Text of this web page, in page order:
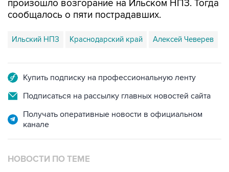
произошло возгорание на Ильском НПЗ. Тогда
сообщалось о пяти пострадавших.
Ильский НПЗ Краснодарский край Алексей Чеверев
Купить подписку на профессиональную ленту
Подписаться на рассылку главных новостей сайта
Получать оперативные новости в официальном
канале
НОВОСТИ ПО ТЕМЕ